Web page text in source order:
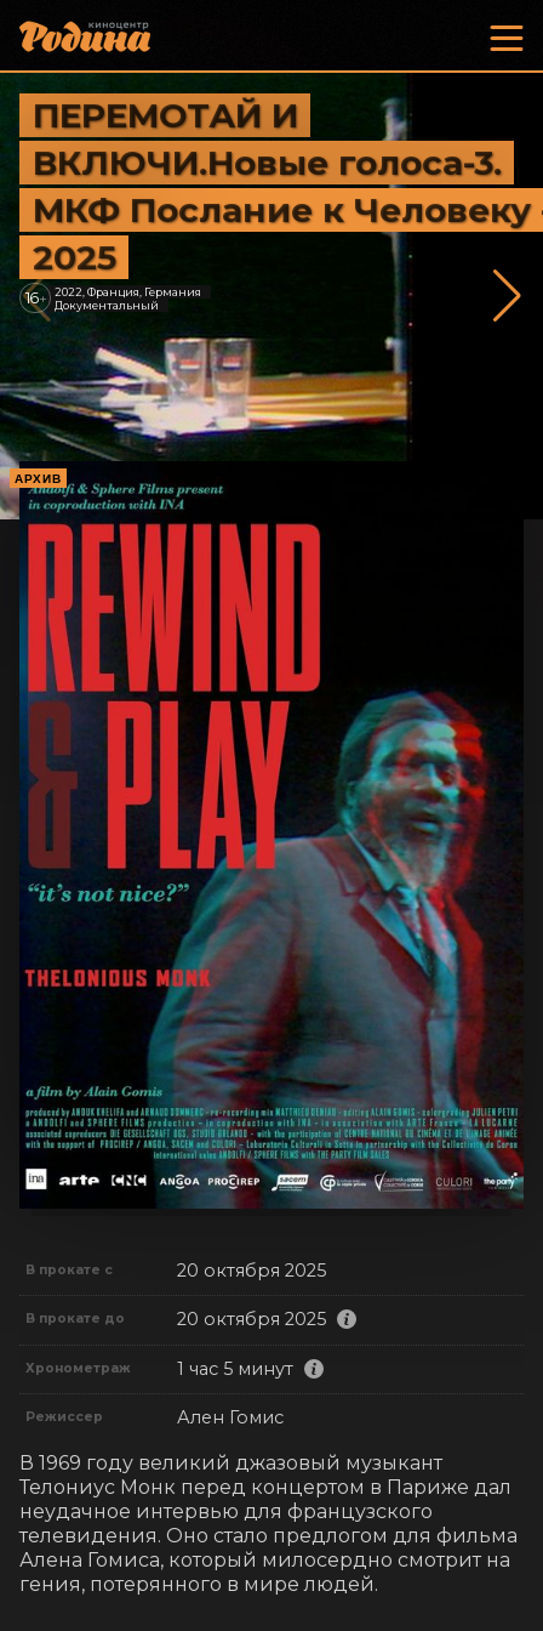
ПЕРЕМОТАЙ И
ВКЛЮЧИ.Новые голоса-3.
МКФ Послание к Человеку
2025
16+
2022, Франция, Германия
Документальный
АРХИВ
В прокате с 20 октября 2025
В прокате до 20 октября 2025
Хронометраж 1 час 5 минут
Режиссер Ален Гомис
В 1969 году великий джазовый музыкант
Телониус Монк перед концертом в Париже дал
неудачное интервью для французского
телевидения. Оно стало предлогом для фильма
Алена Гомиса, который милосердно смотрит на
гения, потерянного в мире людей.